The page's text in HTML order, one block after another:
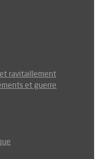
ravitaillement
et guerre